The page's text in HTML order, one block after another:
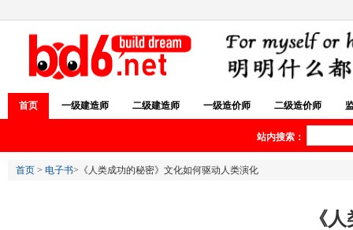
首页 一级建造师 二级建造师 一级造价师 二级造价师
站内搜索：
首页 > 电子书>《人类成功的秘密》文化如何驱动人类演化
《